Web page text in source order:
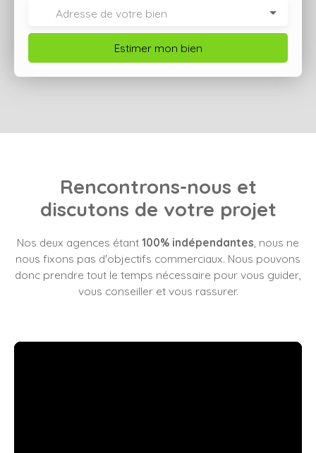
Adresse de votre bien
Estimer mon bien
Rencontrons-nous et
discutons de votre projet
Nos deux agences étant 100% indépendantes, nous ne
nous fixons pas d'objectifs commerciaux. Nous pouvons
donc prendre tout le temps nécessaire pour vous guider,
vous conseiller et vous rassurer.